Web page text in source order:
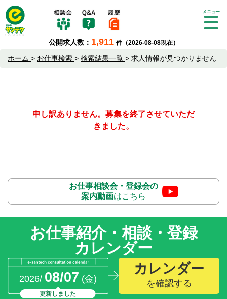
公開求人数： 1,911 件（2026-08-08現在）
Tog
ion
ホーム > お仕事検索 > 検索結果一覧 > 求人情報が見つかりません
申し訳ありません。募集を終了させていただ
きました。
お仕事相談会・登録会の
案内動画はこちら
お仕事紹介・相談・登録
カレンダー
2026/ 08/07 (金)
更新しました
カレンダー
を確認する